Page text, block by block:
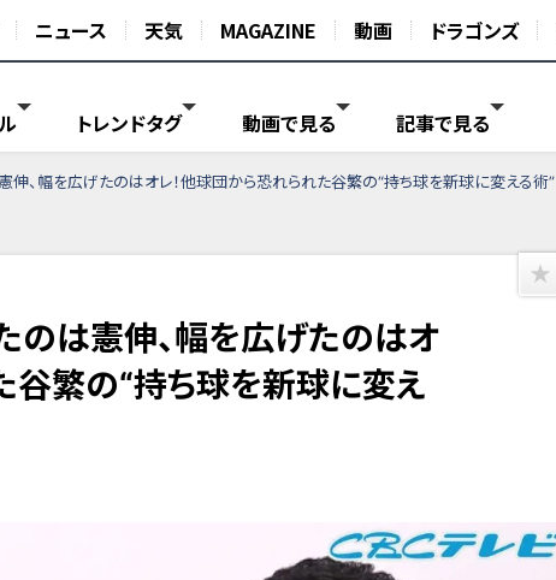
ニュース 天気 MAGAZINE 動画 ドラゴンズ
トレンドタグ 動画で見る 記事で見る
伸、幅を広げたのはオレ！他球団から恐れられた谷繁の“持ち球を新球に変える術”
のは憲伸、幅を広げたのはオ
谷繁の“持ち球を新球に変え